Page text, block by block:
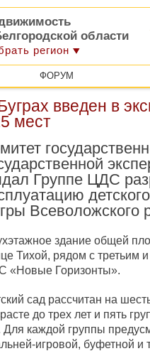
области
регион
ФОРУМ
введен в
мест
Группе ЦДС
Всеволожского
здание общей
Тихой, рядом с третьим
«Новые Горизонты».
сад рассчитан на
до трех лет и пять
Для каждой группы
игровой, буфетной и